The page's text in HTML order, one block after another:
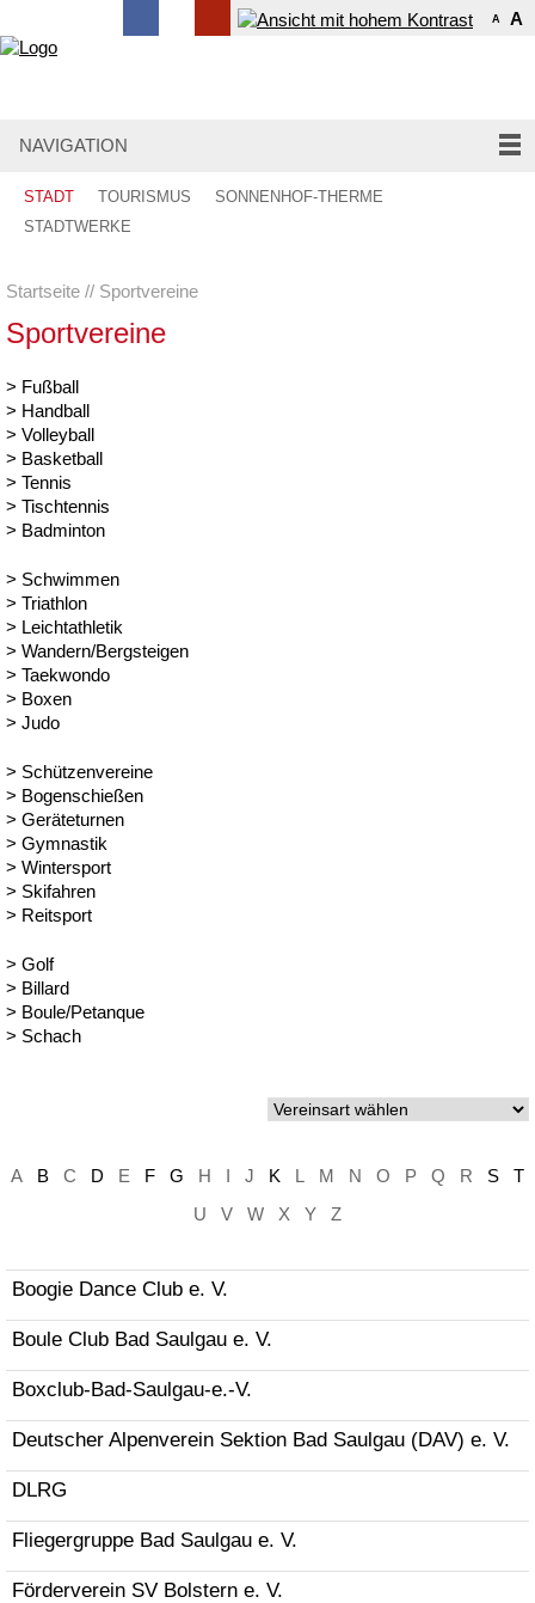
A A
NAVIGATION
STADT TOURISMUS
SONNENHOF-THERME
STADTWERKE
Startseite Sportvereine
Sportvereine
> Fußball
> Handball
> Volleyball
> Basketball
> Tennis
> Tischtennis
> Badminton
> Schwimmen
> Triathlon
> Leichtathletik
> Wandern/Bergsteigen
> Taekwondo
> Boxen
> Judo
> Schützenvereine
> Bogenschießen
> Geräteturnen
> Gymnastik
> Wintersport
> Skifahren
> Reitsport
> Golf
> Billard
> Boule/Petanque
> Schach
A B C D E F G H I J K L M N O P Q R S
T
U
V W X Y Z
Boogie Dance Club e. V.
Boule Club Bad Saulgau e. V.
Boxclub-Bad-Saulgau-e.-V.
Deutscher Alpenverein Sektion Bad Saulgau (DAV) e. V.
DLRG
Fliegergruppe Bad Saulgau e. V.
Förderverein SV Bolstern e. V.